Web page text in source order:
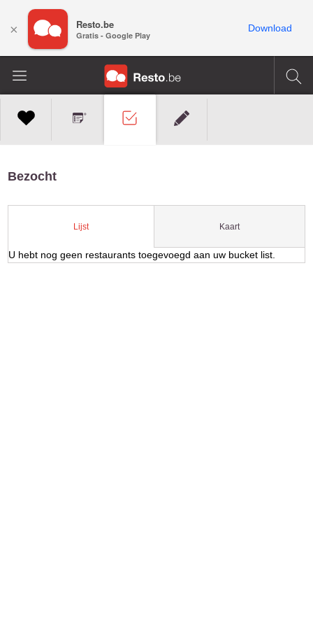
Bezocht
Lijst Kaart
U hebt nog geen restaurants toegevoegd aan uw bucket list.
× Resto.be
Gratis - Google Play
Download